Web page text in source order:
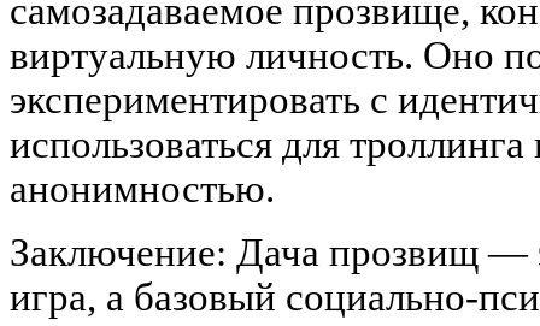
самозадаваемое прозвище,
виртуальную личность. Оно
экспериментировать с
использоваться для
анонимностью.
Заключение: Дача прозвищ —
игра, а базовый социально-